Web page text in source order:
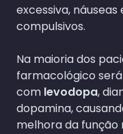
excessiva,
compulsivos.
Na maioria dos
farmacológico
com levodopa,
dopamina,
melhora da função